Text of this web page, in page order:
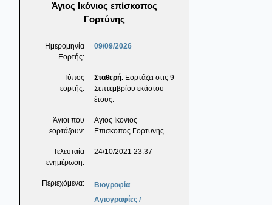
Άγιος Ικόνιος επίσκοπος
Γορτύνης
Ημερομηνία
Εορτής:
09/09/2026
Τύπος
εορτής:
Σταθερή. Εορτάζει στις 9
Σεπτεμβρίου εκάστου
έτους.
Άγιοι που
εορτάζουν:
Αγιος Ικονιος
Επισκοπος Γορτυνης
Τελευταία
ενημέρωση:
24/10/2021 23:37
Περιεχόμενα:
Βιογραφία
Αγιογραφίες /